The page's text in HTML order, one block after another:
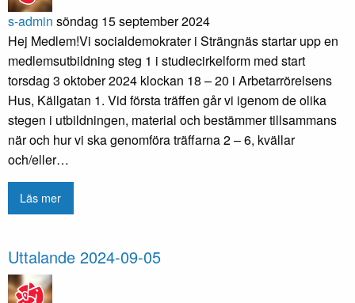
s-admin söndag 15 september 2024
Hej Medlem!Vi socialdemokrater i Strängnäs startar upp en
medlemsutbildning steg 1 i studiecirkelform med start
torsdag 3 oktober 2024 klockan 18 – 20 i Arbetarrörelsens
Hus, Källgatan 1. Vid första träffen går vi igenom de olika
stegen i utbildningen, material och bestämmer tillsammans
när och hur vi ska genomföra träffarna 2 – 6, kvällar
och/eller…
Läs mer
Uttalande 2024-09-05